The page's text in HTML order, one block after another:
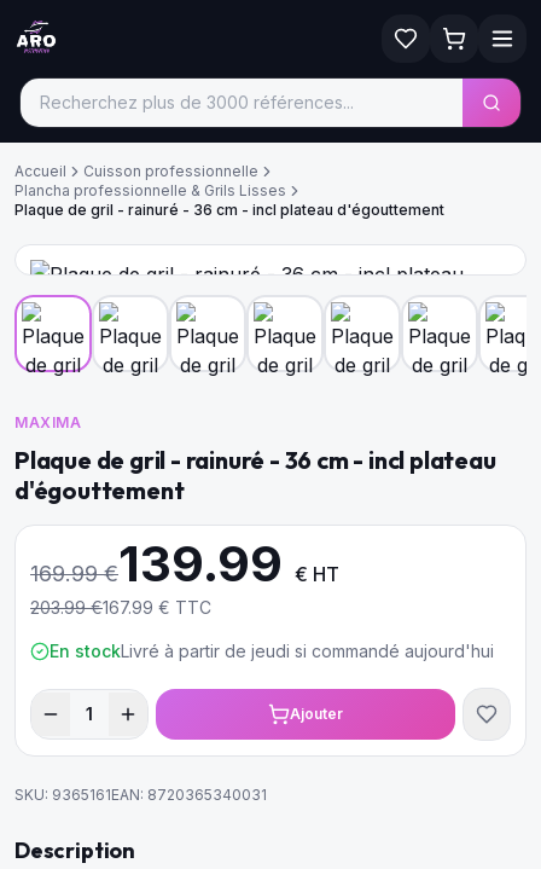
Accueil
Cuisson professionnelle
Plancha professionnelle & Grils Lisses
Plaque de gril - rainuré - 36 cm - incl plateau d'égouttement
MAXIMA
Plaque de gril - rainuré - 36 cm - incl plateau
d'égouttement
169.99€139.99 € HT
203.99€167.99 € TTC
En stockLivré à partir de jeudi si commandé aujourd'hui
1 Ajouter
SKU: 9365161EAN: 8720365340031
Description